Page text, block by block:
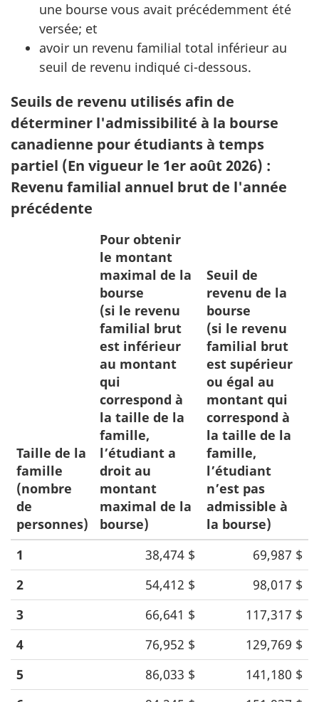
une bourse vous avait précédemment été
versée; et
avoir un revenu familial total inférieur au
seuil de revenu indiqué ci-dessous.
Seuils de revenu utilisés afin de
déterminer l'admissibilité à la bourse
canadienne pour étudiants à temps
partiel (En vigueur le 1er août 2026) :
Revenu familial annuel brut de l'année
précédente
Taille de la
famille
(nombre
de
personnes)
Pour obtenir
le montant
maximal de la
bourse
(si le revenu
familial brut
est inférieur
au montant
qui
correspond à
la taille de la
famille,
l’étudiant a
droit au
montant
maximal de la
bourse)
Seuil de
revenu de la
bourse
(si le revenu
familial brut
est supérieur
ou égal au
montant qui
correspond à
la taille de la
famille,
l’étudiant
n’est pas
admissible à
la bourse)
1
38,474 $
69,987 $
2
54,412 $
98,017 $
3
66,641 $
117,317 $
4
76,952 $
129,769 $
5
86,033 $
141,180 $